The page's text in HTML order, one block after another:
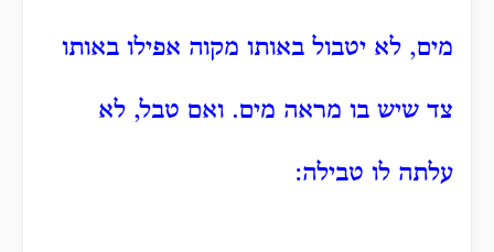
מים, לא יטבול באותו מקוה אפילו באותו
צד שיש בו מראה מים. ואם טבל, לא
עלתה לו טבילה: